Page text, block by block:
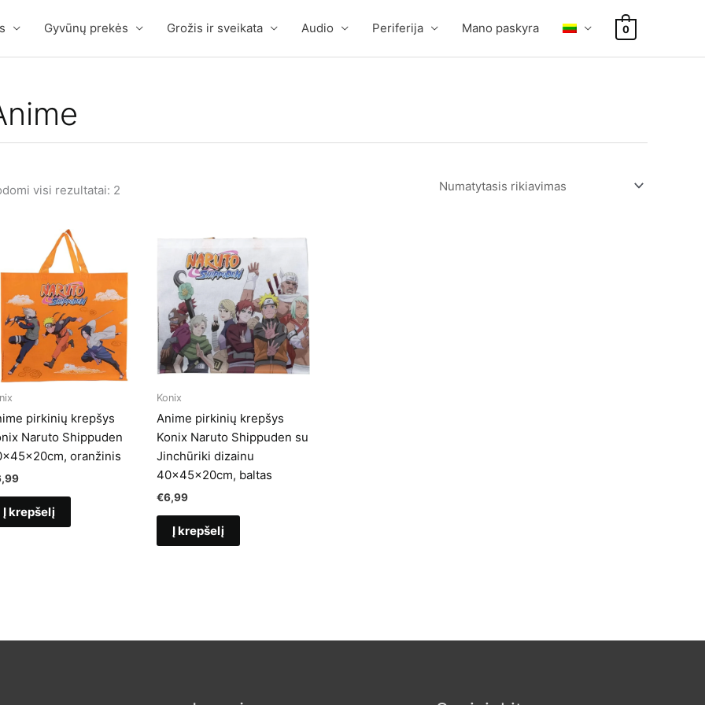
Gyvūnų prekės Grožis ir sveikata Audio Periferija Mano paskyra 0
visi rezultatai: 2
pirkinių krepšys
Naruto Shippuden
oranžinis
Į krepšelį
Konix
Anime pirkinių krepšys
Konix Naruto Shippuden su
Jinchūriki dizainu
40x45x20cm, baltas
€6,99
Į krepšelį